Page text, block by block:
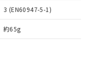
3 (EN60947-5-1)
約65g
す。
スト作成サー
には、I-Web
ている必要が
により、予定
。
おいて有害物
深刻な影響を
。
また当社は、
る関係者が違
る場合は、取
在庫状況の
い機種